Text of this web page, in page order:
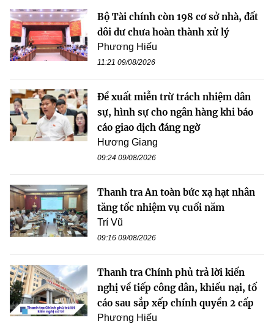
Bộ Tài chính còn 198 cơ sở nhà, đất
dôi dư chưa hoàn thành xử lý
Phương Hiếu
11:21 09/08/2026
Đề xuất miễn trừ trách nhiệm dân
sự, hình sự cho ngân hàng khi báo
cáo giao dịch đáng ngờ
Hương Giang
09:24 09/08/2026
Thanh tra An toàn bức xạ hạt nhân
tăng tốc nhiệm vụ cuối năm
Trí Vũ
09:16 09/08/2026
Thanh tra Chính phủ trả lời kiến
nghị về tiếp công dân, khiếu nại, tố
cáo sau sắp xếp chính quyền 2 cấp
Phương Hiếu